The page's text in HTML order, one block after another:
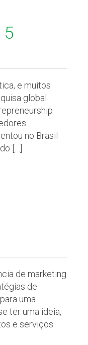
e muitos
global
no Brasil
[…]
de marketing
de
uma
ter uma ideia,
e serviços